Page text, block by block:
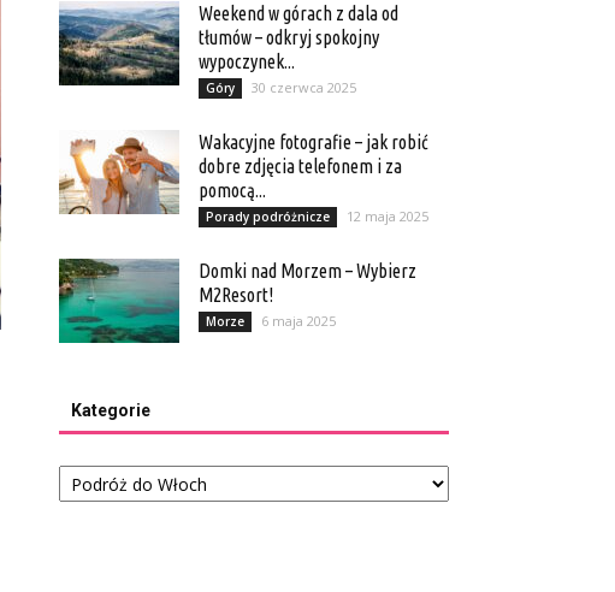
Weekend w górach z dala od
tłumów – odkryj spokojny
wypoczynek...
Góry 30 czerwca 2025
Wakacyjne fotografie – jak robić
dobre zdjęcia telefonem i za
pomocą...
Porady podróżnicze 12 maja 2025
Domki nad Morzem – Wybierz
M2Resort!
Morze 6 maja 2025
Kategorie
Kategorie